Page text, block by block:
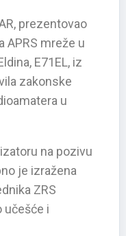
prezentovao
APRS mreže u
E71EL, iz
zakonske
u
na pozivu
je izražena
ZRS
učešće i